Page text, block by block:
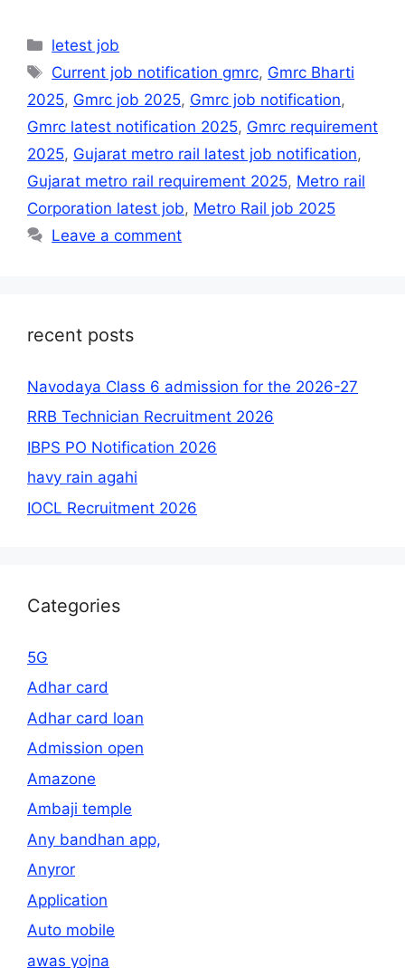
Categories
letest job
Tags
Current job notification gmrc, Gmrc Bharti
2025, Gmrc job 2025, Gmrc job notification,
Gmrc latest notification 2025, Gmrc requirement
2025, Gujarat metro rail latest job notification,
Gujarat metro rail requirement 2025, Metro rail
Corporation latest job, Metro Rail job 2025
Leave a comment
recent posts
Navodaya Class 6 admission for the 2026-27
RRB Technician Recruitment 2026
IBPS PO Notification 2026
havy rain agahi
IOCL Recruitment 2026
Categories
5G
Adhar card
Adhar card loan
Admission open
Amazone
Ambaji temple
Any bandhan app,
Anyror
Application
Auto mobile
awas yojna